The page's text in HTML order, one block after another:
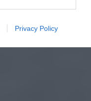
Privacy Policy